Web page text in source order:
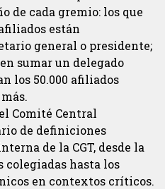
de cada gremio: los que
están
general o presidente;
sumar un delegado
los 50.000 afiliados
Comité Central
de definiciones
de la CGT, desde la
colegiadas hasta los
en contextos críticos.